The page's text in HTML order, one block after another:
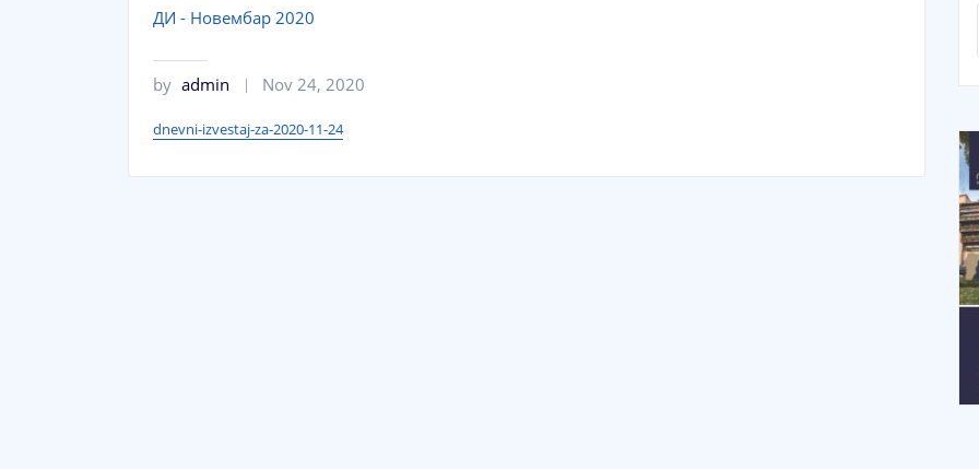
ДИ - Новембар 2020
by admin Nov 24, 2020
dnevni-izvestaj-za-2020-11-24